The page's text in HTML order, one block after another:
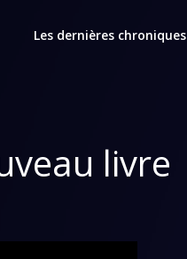
Les dernières chroniques
livre